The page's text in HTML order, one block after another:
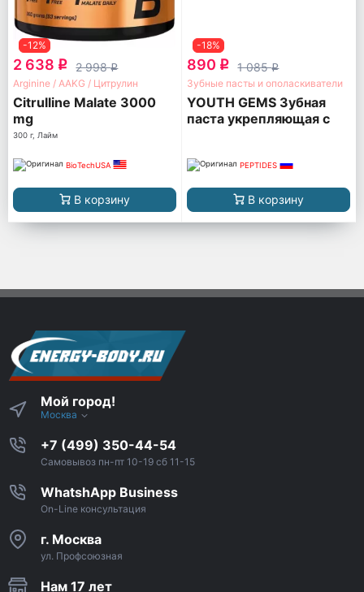
-12%
2 638 q 2 998q
Arginine / AAKG / Цитрулин
Citrulline Malate 3000
mg
300 г, Лайм
BioTechUSA
В корзину
-18%
890 q 1 085q
Зубные пасты и ополаскиватели
YOUTH GEMS Зубная
паста укрепляющая с
PEPTIDES
В корзину
Мой город!
Москва
+7 (499) 350-44-54
Самовывоз пн-пт 10-19 сб 11-15
WhatshApp Business
On-Line консультация
г. Москва
ул. Профсоюзная
Нам 17 лет